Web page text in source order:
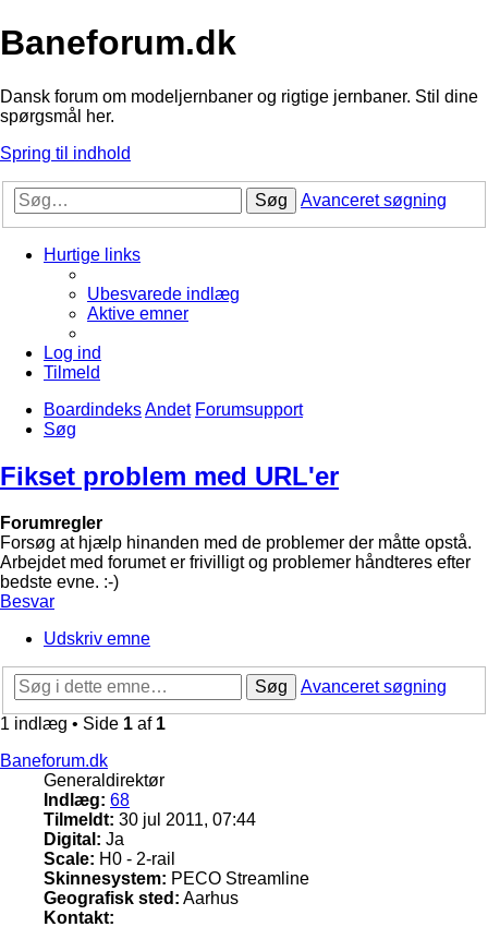
Baneforum.dk
Dansk forum om modeljernbaner og rigtige jernbaner. Stil dine
spørgsmål her.
Spring til indhold
Søg Avanceret søgning
Hurtige links
Ubesvarede indlæg
Aktive emner
Log ind
Tilmeld
BoardindeksAndet Forumsupport
Søg
Fikset problem med URL'er
Forumregler
Forsøg at hjælp hinanden med de problemer der måtte opstå.
Arbejdet med forumet er frivilligt og problemer håndteres efter
bedste evne. :-)
Besvar
Udskriv emne
Søg
Avanceret søgning
1 indlæg • Side 1 af 1
Baneforum.dk
Generaldirektør
Indlæg: 68
Tilmeldt: 30 jul 2011, 07:44
Digital: Ja
Scale: H0 - 2-rail
Skinnesystem: PECO Streamline
Geografisk sted: Aarhus
Kontakt: